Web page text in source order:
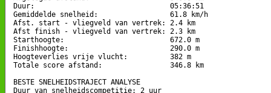
Duur:                                05:36:51
Gemiddelde snelheid:                 61.8 km/h
Afst. start - vliegveld van vertrek: 2.4 km
Afst finish - vliegveld van vertrek: 2.3 km
Starthoogte:                         672.0 m
Finishhoogte:                        290.0 m
Hoogteverlies vrije vlucht:          382 m
Totale score afstand:                346.8 km
BESTE SNELHEIDSTRAJECT ANALYSE
Duur van snelheidscompetitie: 2 uur